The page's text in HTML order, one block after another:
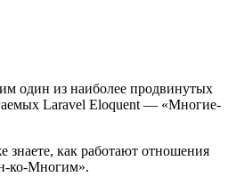
один из наиболее продвинутых
Laravel Eloquent — «Многие-
знаете, как работают отношения
ко-Многим».